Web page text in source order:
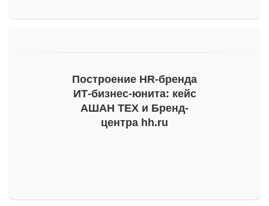
Построение HR-бренда
ИТ-бизнес-юнита: кейс
АШАН ТЕХ и Бренд-
центра hh.ru